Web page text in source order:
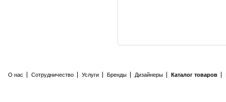
О нас Сотрудничество Услуги Бренды Дизайнеры Каталог товаров